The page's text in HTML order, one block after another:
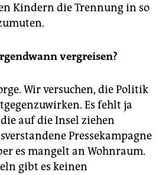
Kindern die Trennung in so
vergreisen?
Wir versuchen, die Politik
Es fehlt ja
auf die Insel ziehen
Pressekampagne
es mangelt an Wohnraum.
gibt es keinen